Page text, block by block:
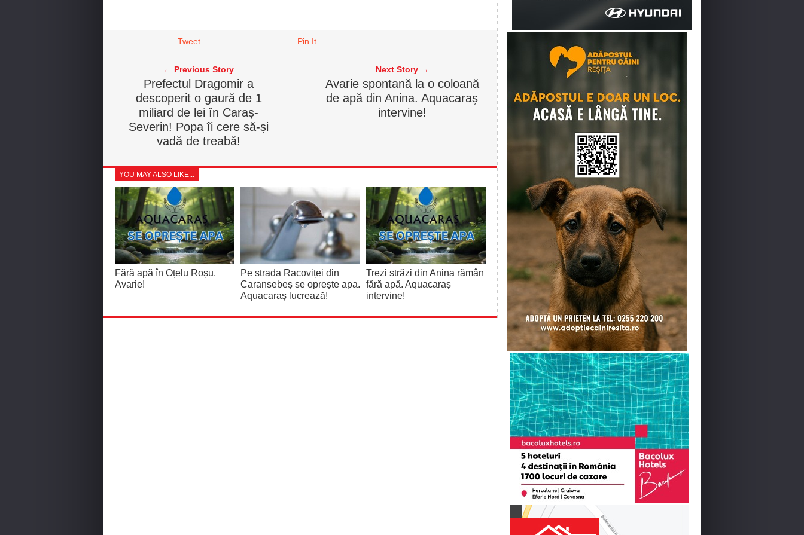
Tweet Pin It
← Previous Story
Prefectul Dragomir a
descoperit o gaură de 1
miliard de lei în Caraș-
Severin! Popa îi cere să-și
vadă de treabă!
Next Story →
Avarie spontană la o coloană
de apă din Anina. Aquacaraș
intervine!
YOU MAY ALSO LIKE...
Fără apă în Oțelu Roșu.
Avarie!
Pe strada Racoviței din
Caransebeș se oprește apa.
Aquacaraș lucrează!
Trezi străzi din Anina rămân
fără apă. Aquacaraș
intervine!